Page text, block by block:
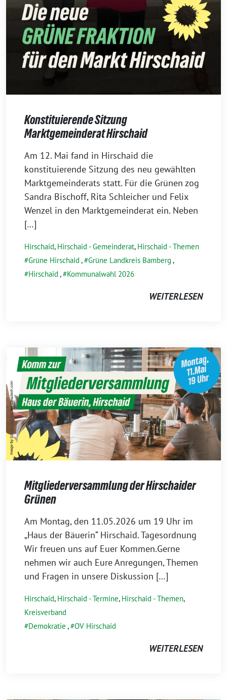
Konstituierende Sitzung
Marktgemeinderat Hirschaid
18.
Mai
2026
Am 12. Mai fand in Hirschaid die
konstituierende Sitzung des neu gewählten
Marktgemeinderats statt. Für die Grünen zog
Sandra Bischoff, Rita Schleicher und Felix
Wenzel in den Marktgemeinderat ein. Neben
[…]
Hirschaid, Hirschaid - Gemeinderat, Hirschaid - Themen
Grüne Hirschaid , Grüne Landkreis Bamberg ,
Hirschaid , Kommunalwahl 2026
WEITERLESEN
Mitgliederversammlung der Hirschaider
Grünen
30.
April
2026
Am Montag, den 11.05.2026 um 19 Uhr im
„Haus der Bäuerin“ Hirschaid. Tagesordnung
Wir freuen uns auf Euer Kommen.Gerne
nehmen wir auch Eure Anregungen, Themen
und Fragen in unsere Diskussion […]
Hirschaid, Hirschaid - Termine, Hirschaid - Themen,
Kreisverband
Demokratie , OV Hirschaid
WEITERLESEN